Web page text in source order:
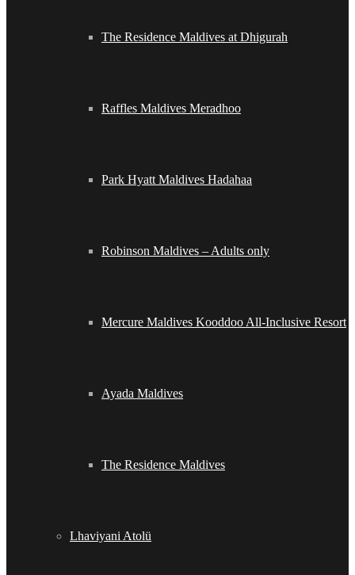
The Residence Maldives at Dhigurah
Raffles Maldives Meradhoo
Park Hyatt Maldives Hadahaa
Robinson Maldives – Adults only
Mercure Maldives Kooddoo All-Inclusive Resort
Ayada Maldives
The Residence Maldives
Lhaviyani Atolü